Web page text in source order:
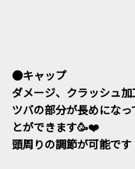
●キャップ
ダメージ、クラッシュ
ツバの部分が長めにな
とができます🥳❤️
頭周りの調節が可能です